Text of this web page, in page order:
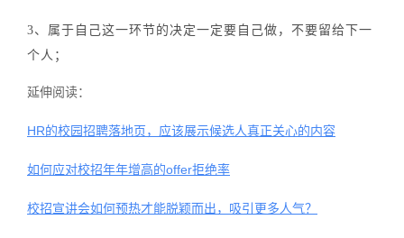
3、属于自己这一环节的决定一定要自己做，不要留给下一
个人；
延伸阅读：
HR的校园招聘落地页，应该展示候选人真正关心的内容
如何应对校招年年增高的offer拒绝率
校招宣讲会如何预热才能脱颖而出，吸引更多人气？